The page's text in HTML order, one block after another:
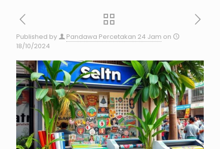
Published by Pandawa Percetakan 24 Jam on
18/10/2024